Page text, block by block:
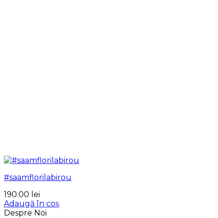
#saamflorilabirou
190.00 lei
Adaugă în coș
Despre Noi